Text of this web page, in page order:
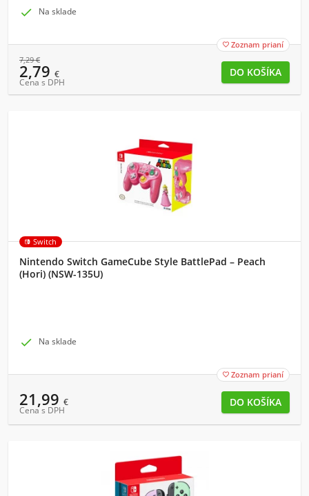
 Na sklade
 Zoznam prianí
7,29€
2,79 €
Cena s DPH
Switch
Nintendo Switch GameCube Style BattlePad – Peach
(Hori) (NSW-135U)
 Na sklade
 Zoznam prianí
21,99 €
Cena s DPH